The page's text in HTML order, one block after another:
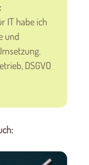
IT habe ich
und
DSGVO